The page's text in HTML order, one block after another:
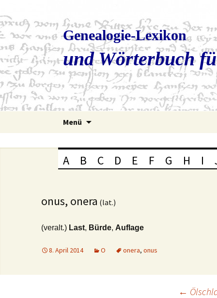
Genealogie-Lexikon
und Wörterbuch
Menü
A B C D E F G H I
onus, onera (lat.)
(veralt.) Last, Bürde, Auflage
8. April 2014 O onera, onus
←